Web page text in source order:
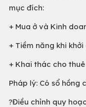
mục đích:
+ Mua ở và Kinh
+ Tiềm năng khi
+ Khai thác cho
Pháp lý: Có sổ hồng
?Điều chỉnh quy